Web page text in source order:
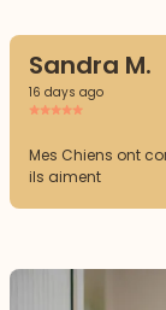
Sandra M.
16 days ago
Mes Chiens ont
ils aiment